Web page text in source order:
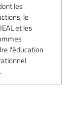
les
le
et les
l'éducation